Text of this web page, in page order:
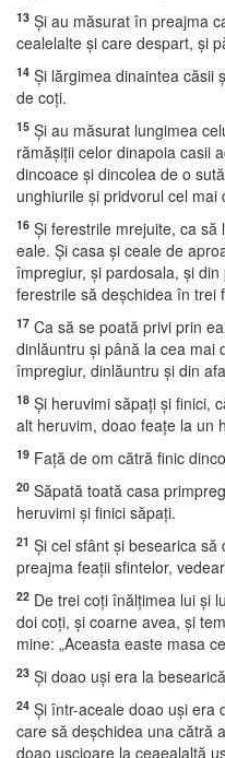
13 Şi au măsurat în preajma
cealelalte şi care despart, şi
14 Şi lărgimea dinaintea căsii
de coţi.
15 Şi au măsurat lungimea
rămăşiţii celor dinapoia casii
dincoace şi dincolea de o
unghiurile şi pridvorul cel mai
16 Şi ferestrile mrejuite, ca
eale. Şi casa şi ceale de
împregiur, şi pardosala, şi
ferestrile să deşchidea în trei
17 Ca să se poată privi prin
dinlăuntru şi până la cea mai
împregiur, dinlăuntru şi din
18 Şi heruvimi săpaţi şi finici,
alt heruvim, doao feaţe la un
19 Faţă de om cătră finic
20 Săpată toată casa
heruvimi şi finici săpaţi.
21 Şi cel sfânt şi besearica
preajma feaţii sfintelor,
22 De trei coţi înălţimea lui şi
doi coţi, şi coarne avea, şi
mine: „Aceasta easte masa
23 Şi doao uşi era la
24 Şi într-aceale doao uşi era
care să deşchidea una cătră
doao uşcioare la ceaealaltă